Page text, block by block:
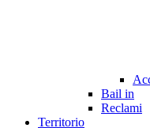
Bail in
Reclami
Territorio